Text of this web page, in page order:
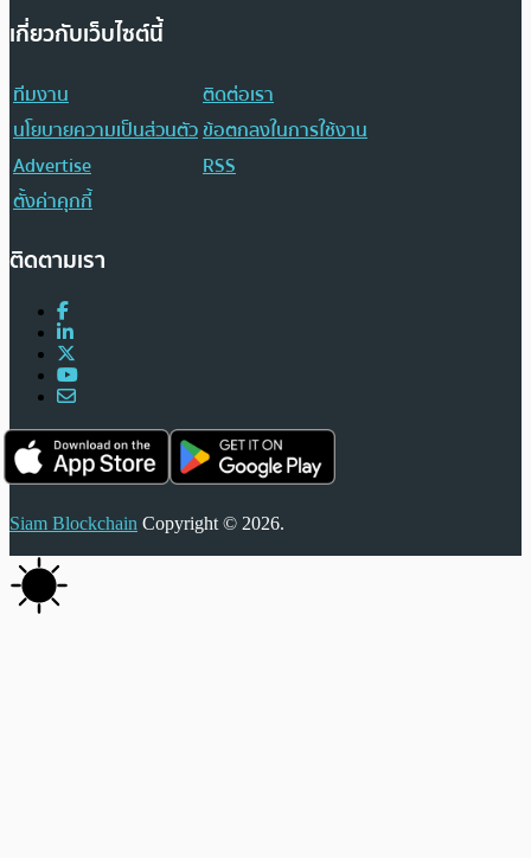
เกี่ยวกับเว็บไซต์นี้
ทีมงาน
ติดต่อเรา
นโยบายความเป็นส่วนตัวข้อตกลงในการใช้งาน
Advertise
RSS
ตั้งค่าคุกกี้
ติดตามเรา
Siam Blockchain Copyright © 2026.